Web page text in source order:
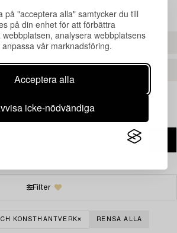
på "acceptera alla" samtycker du till
på din enhet för att förbättra
analysera webbplatsens
vår marknadsföring.
Acceptera alla
icke-nödvändiga
REGISTRERA DIG
Filter
KONSTHANTVERK RENSA ALLA